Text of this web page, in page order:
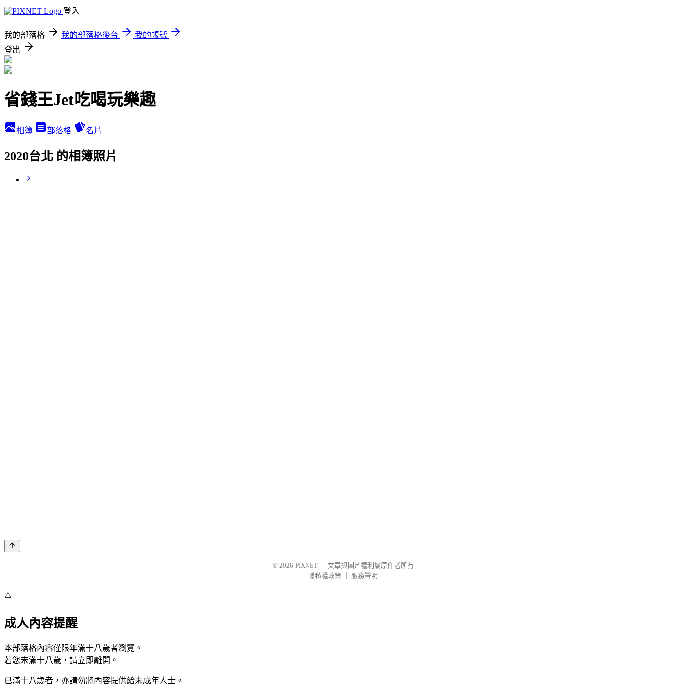
登入
我的部落格 我的部落格後台
我的帳號
登出
省錢王Jet吃喝玩樂趣
相簿 部落格 名片
2020台北 的相簿照片
© 2026 PIXNET
文章與圖片權利屬原作者所有
隱私權政策
服務聲明
⚠️
成人內容提醒
本部落格內容僅限年滿十八歲者瀏覽。
若您未滿十八歲，請立即離開。
已滿十八歲者，亦請勿將內容提供給未成年人士。